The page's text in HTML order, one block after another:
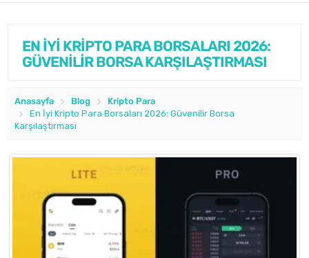
EN İYİ KRİPTO PARA BORSALARI 2026:
GÜVENİLİR BORSA KARŞILAŞTIRMASI
Anasayfa Blog
Kripto Para
En İyi Kripto Para Borsaları 2026: Güvenilir Borsa
Karşılaştırması